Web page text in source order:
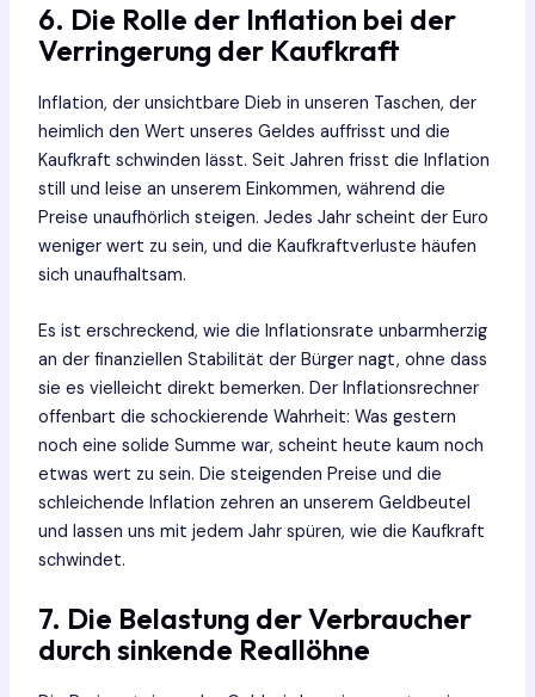
6. Die Rolle der Inflation bei der
Verringerung der Kaufkraft
Inflation, der unsichtbare Dieb in unseren Taschen, der
heimlich den Wert unseres Geldes auffrisst und die
Kaufkraft schwinden lässt. Seit Jahren frisst die Inflation
still und leise an unserem Einkommen, während die
Preise unaufhörlich steigen. Jedes Jahr scheint der Euro
weniger wert zu sein, und die Kaufkraftverluste häufen
sich unaufhaltsam.
Es ist erschreckend, wie die Inflationsrate unbarmherzig
an der finanziellen Stabilität der Bürger nagt, ohne dass
sie es vielleicht direkt bemerken. Der Inflationsrechner
offenbart die schockierende Wahrheit: Was gestern
noch eine solide Summe war, scheint heute kaum noch
etwas wert zu sein. Die steigenden Preise und die
schleichende Inflation zehren an unserem Geldbeutel
und lassen uns mit jedem Jahr spüren, wie die Kaufkraft
schwindet.
7. Die Belastung der Verbraucher
durch sinkende Reallöhne